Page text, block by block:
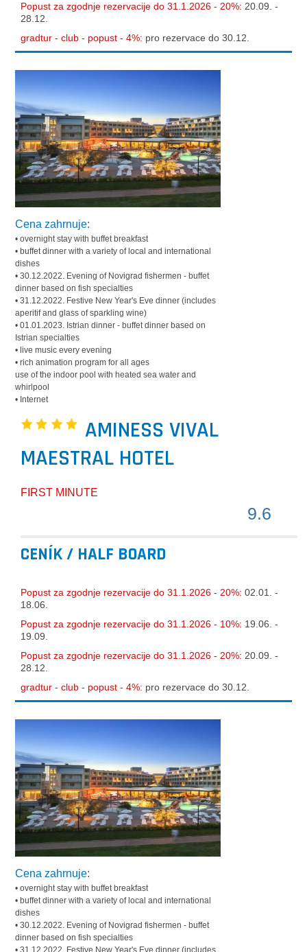
Popust za zgodnje rezervacije do 31.1.2026 - 20%: 20.09. -
28.12.
gradtur - club - popust - 4%: pro rezervace do 30.12.
Cena zahrnuje:
• overnight stay with buffet breakfast
• buffet dinner with a variety of local and international
dishes
• 30.12.2022. Evening of Novigrad fishermen - buffet
dinner based on fish specialties
• 31.12.2022. Festive New Year's Eve dinner (includes
aperitif and glass of sparkling wine)
• 01.01.2023. Istrian dinner - buffet dinner based on
Istrian specialties
• live music every evening
• rich animation program for all ages
use of the indoor pool with heated sea water and
whirlpool
• Internet
AMINESS VIVAL
MAESTRAL HOTEL
FIRST MINUTE
9.6
CENÍK / HALF BOARD
Popust za zgodnje rezervacije do 31.1.2026 - 20%:02.01. -
18.06.
Popust za zgodnje rezervacije do 31.1.2026 - 10%: 19.06. -
19.09.
Popust za zgodnje rezervacije do 31.1.2026 - 20%: 20.09. -
28.12.
gradtur - club - popust - 4%: pro rezervace do 30.12.
Cena zahrnuje:
• overnight stay with buffet breakfast
• buffet dinner with a variety of local and international
dishes
• 30.12.2022. Evening of Novigrad fishermen - buffet
dinner based on fish specialties
• 31.12.2022. Festive New Year's Eve dinner (includes